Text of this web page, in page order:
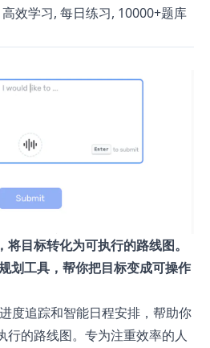
高效学习, 每日练习, 10000+题库
目标转化为可执行的路线图。
划工具，帮你把目标变成可操作
度追踪和智能日程安排，帮助你
行的路线图。专为注重效率的人